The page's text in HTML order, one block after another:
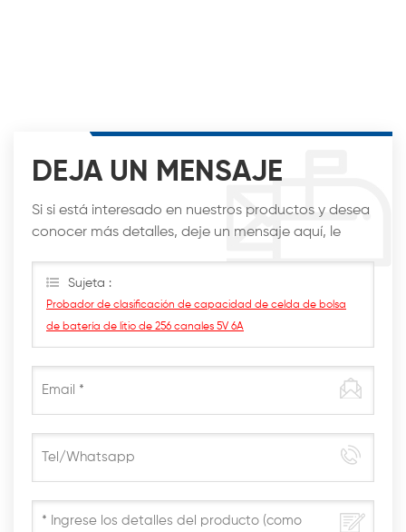
DEJA UN MENSAJE
Si si está interesado en nuestros productos y desea
conocer más detalles, deje un mensaje aquí, le
Sujeta :
Probador de clasificación de capacidad de celda de bolsa
de batería de litio de 256 canales 5V 6A